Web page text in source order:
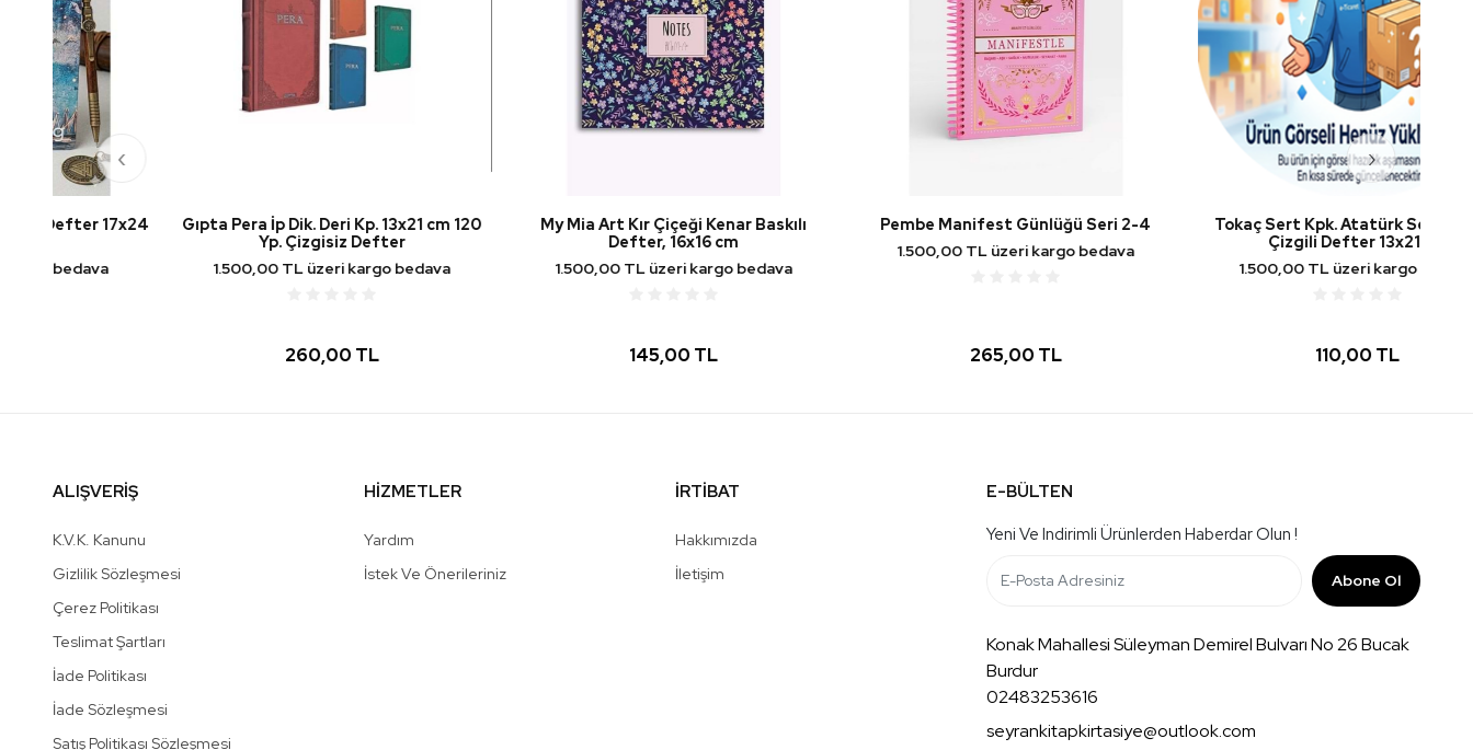
Gıpta Pera İp Dik. Deri Kp. 13x21 cm 120
Yp. Çizgisiz Defter
1.500,00 TL üzeri kargo bedava
My Mia Art Kır Çiçeği Kenar Baskılı
Defter, 16x16 cm
1.500,00 TL üzeri kargo bedava
Pembe Manifest Günlüğü Seri 2-4
1.500,00 TL üzeri kargo bedava
Tokaç Sert Kpk. Atatürk Serisi 80 Yp.
Çizgili Defter 13x21 cm
1.500,00 TL üzeri kargo bedava
‹ ›
ALIŞVERİŞ
K.V.K. Kanunu
Gizlilik Sözleşmesi
Çerez Politikası
Teslimat Şartları
İade Politikası
İade Sözleşmesi
Satış Politikası Sözleşmesi
HİZMETLER
Yardım
İstek Ve Önerileriniz
İRTİBAT
Hakkımızda
İletişim
E-BÜLTEN
Yeni Ve Indirimli Ürünlerden Haberdar Olun !
Abone Ol
Konak Mahallesi Süleyman Demirel Bulvarı No 26 Bucak
Burdur
02483253616
seyrankitapkirtasiye@outlook.com